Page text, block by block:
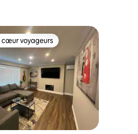
voyageurs les plus appréciés
cœur voyageurs